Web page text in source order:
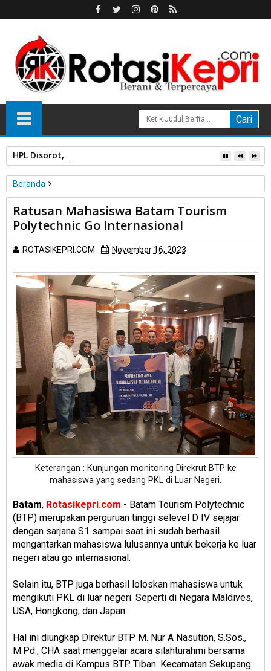
HPL Disorot, PT Sosor Tala Jaya Tolak Perluasan Kampung
Beranda
Unlabelled
Ratusan Mahasiswa Batam Tourism Polytechnic Go
Internasional
Ratusan Mahasiswa Batam Tourism
Polytechnic Go Internasional
ROTASIKEPRI.COM November 16, 2023
Keterangan : Kunjungan monitoring Direkrut BTP ke
mahasiswa yang sedang PKL di Luar Negeri.
Batam, Rotasikepri.com - Batam Tourism Polytechnic
(BTP) merupakan perguruan tinggi selevel D IV sejajar
dengan sarjana S1 sampai saat ini sudah berhasil
mengantarkan mahasiswa lulusannya untuk bekerja ke luar
negeri atau go internasional.
Selain itu, BTP juga berhasil loloskan mahasiswa untuk
mengikuti PKL di luar negeri. Seperti di Negara Maldives,
USA, Hongkong, dan Japan.
Hal ini diungkap Direktur BTP M. Nur A Nasution, S.Sos.,
M.Pd., CHA saat menggelar acara silahturahmi bersama
awak media di Kampus BTP. Tiban. Kecamatan Sekupang.